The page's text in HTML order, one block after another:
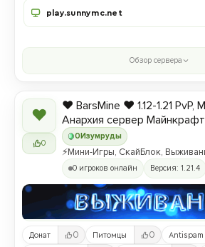
play.sunnymc.net
Обзор сервера
❤
0
0 Изумруды
❤️ BarsMine ❤️ 1.12-1.21 PvP,
Анархия сервер Майнкрафт
⚡Мини-Игры, СкайБлок,
0 игроков онлайн Версия: 1.21.4
Донат 0 Питомцы 0 Antispam